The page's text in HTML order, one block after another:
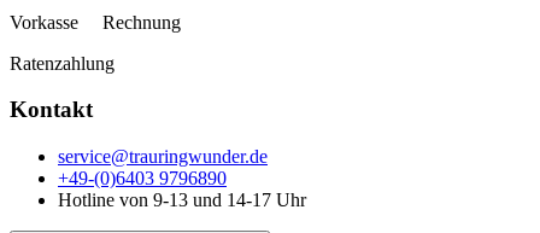
Vorkasse Rechnung
Ratenzahlung
Kontakt
service@trauringwunder.de
+49-(0)6403 9796890
Hotline von 9-13 und 14-17 Uhr